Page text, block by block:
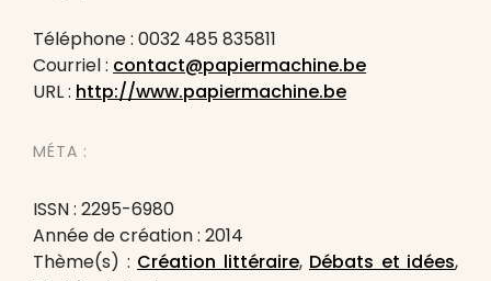
Téléphone : 0032 485 835811
Courriel : contact@papiermachine.be
URL : http://www.papiermachine.be
MÉTA :
ISSN : 2295-6980
Année de création : 2014
Thème(s) : Création littéraire, Débats et idées,